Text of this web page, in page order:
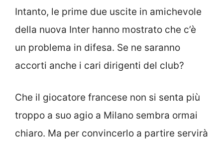
Intanto, le prime due uscite in amichevole
della nuova Inter hanno mostrato che c’è
un problema in difesa. Se ne saranno
accorti anche i cari dirigenti del club?
Che il giocatore francese non si senta più
troppo a suo agio a Milano sembra ormai
chiaro. Ma per convincerlo a partire servirà